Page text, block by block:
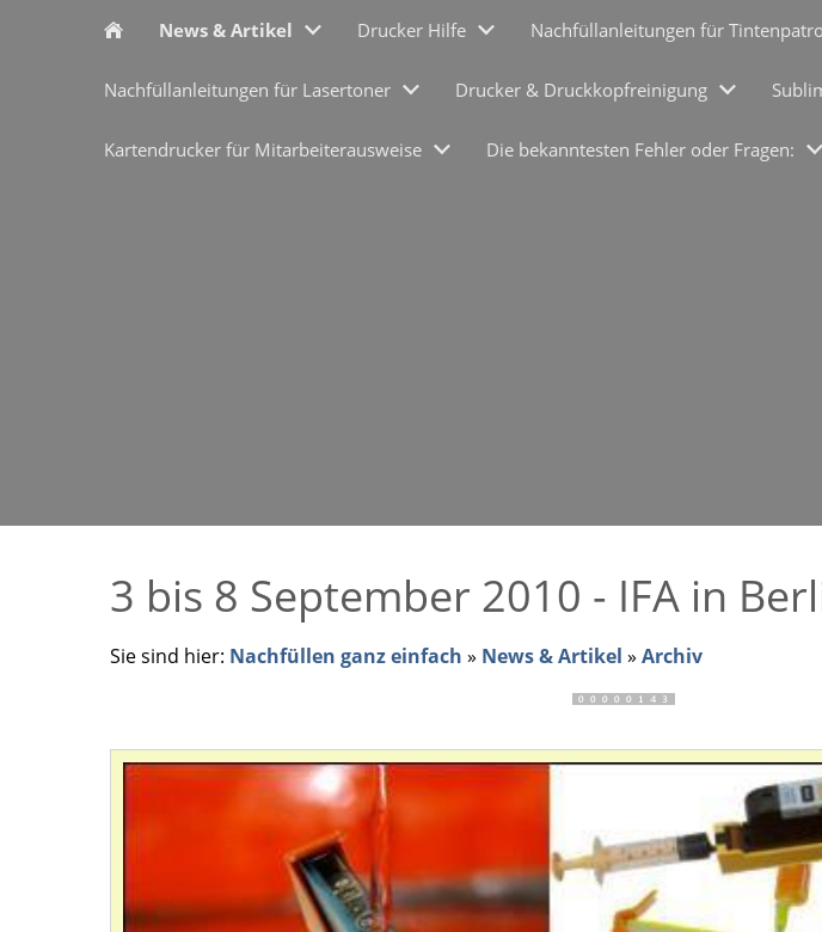
News & Artikel Drucker Hilfe Nachfüllanleitungen für
Nachfüllanleitungen für Lasertoner Drucker & Druckkopfreinigung
Kartendrucker für Mitarbeiterausweise Die bekanntesten Fehler oder Fragen:
3 bis 8 September 2010 - IFA in
Sie sind hier: Nachfüllen ganz einfach » News & Artikel » Archiv